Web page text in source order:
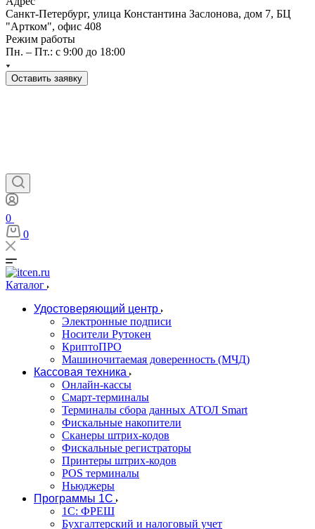
Санкт-Петербург, улица Константина Заслонова, дом 7, БЦ
"Артком", офис 408
Режим работы
Пн. – Пт.: с 9:00 до 18:00
Оставить заявку
0
0
Каталог
Удостоверяющий центр
Электронные подписи
Носители Рутокен
КриптоПРО
Машиночитаемая доверенность (МЧД)
Кассовая техника
Онлайн-кассы
Смарт-терминалы
Терминалы сбора данных АТОЛ Smart
Фискальные накопители
Сканеры штрих-кодов
Фискальные регистраторы
Принтеры штрих-кодов
POS терминалы
Ньюджеры
Программы 1С
1C: ФРЕШ
Бухгалтерский и налоговый учет